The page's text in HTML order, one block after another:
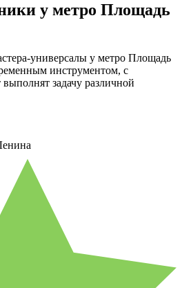
у метро Площадь
универсалы у метро Площадь
инструментом, с
задачу различной